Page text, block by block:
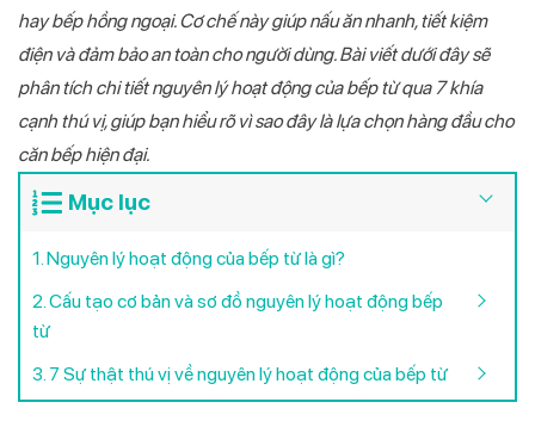
hay bếp hồng ngoại. Cơ chế này giúp nấu ăn nhanh, tiết kiệm
điện và đảm bảo an toàn cho người dùng. Bài viết dưới đây sẽ
phân tích chi tiết nguyên lý hoạt động của bếp từ qua 7 khía
cạnh thú vị, giúp bạn hiểu rõ vì sao đây là lựa chọn hàng đầu cho
căn bếp hiện đại.
Mục lục
1. Nguyên lý hoạt động của bếp từ là gì?
2. Cấu tạo cơ bản và sơ đồ nguyên lý hoạt động bếp
từ
3. 7 Sự thật thú vị về nguyên lý hoạt động của bếp từ